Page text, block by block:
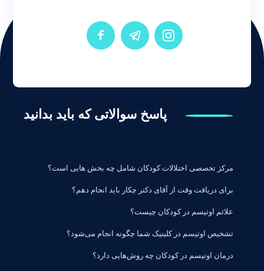
پاسخ سوالاتی که باید بدانید
مرکز تخصصی اختلالات کودکان شامل چه بخش هایی است؟
برای دریافت وقت از آقای دکتر چکار باید انجام دهم؟
علائم اوتیسم در کودکان چیست؟
تشخیص اوتیسم در کلینیک شما چگونه انجام می‌شود؟
درمان اوتیسم در کودکان چه روش‌هایی دارد؟